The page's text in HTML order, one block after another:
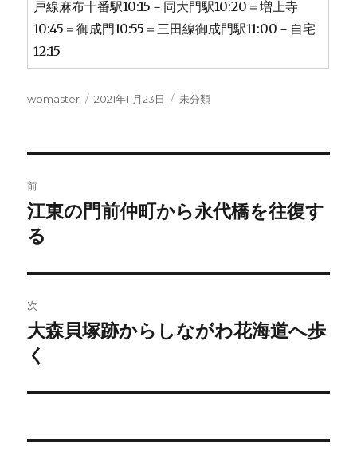
戸線麻布十番駅10:15－同大門駅10:20＝増上寺
10:45＝御成門10:55＝三田線御成門駅11:00－自宅
12:15
投
wpmaster
投
2021年11月23日
カ
未分類
稿
ナ
ビ
ゲ
ー
シ
ン
前
前
の
稿:
江東の門前仲町から永代橋を往復す
る
次
次
の
稿:
大森貝塚跡からしながわ花海道へ歩
く